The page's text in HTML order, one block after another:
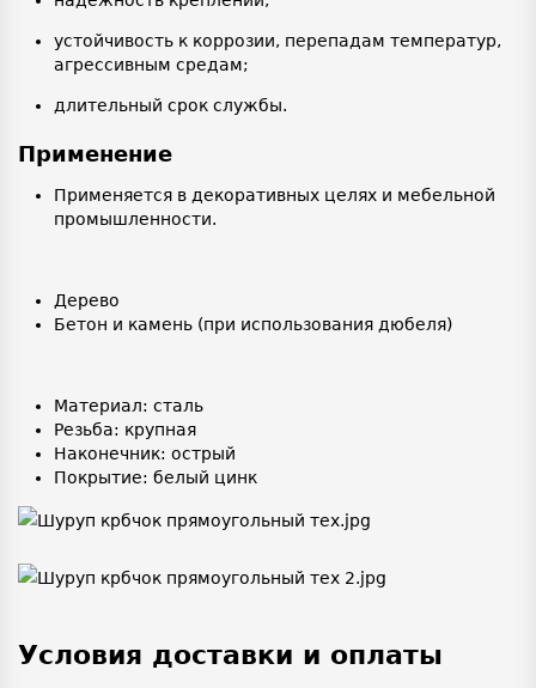
устойчивость к коррозии, перепадам температур,
агрессивным средам;
длительный срок службы.
Применение
Применяется в декоративных целях и мебельной
промышленности.
Дерево
Бетон и камень (при использования дюбеля)
Материал: сталь
Резьба: крупная
Наконечник: острый
Покрытие: белый цинк
Условия доставки и оплаты